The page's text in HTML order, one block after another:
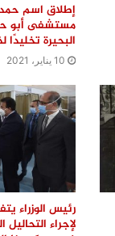
إطلاق اسم
مستشفى أبو
البحيرة تخليدًا
10 يناير، 2021
رئيس الوزراء
لإجراء